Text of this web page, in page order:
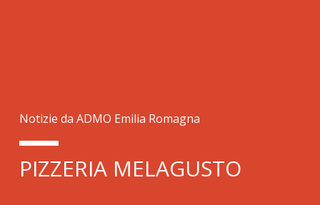
Notizie da ADMO Emilia Romagna
PIZZERIA MELAGUSTO